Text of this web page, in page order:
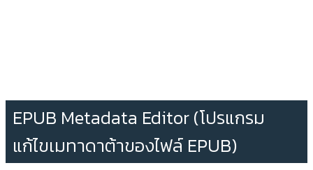
EPUB Metadata Editor (โปรแกรม
แก้ไขเมทาดาต้าของไฟล์ EPUB)